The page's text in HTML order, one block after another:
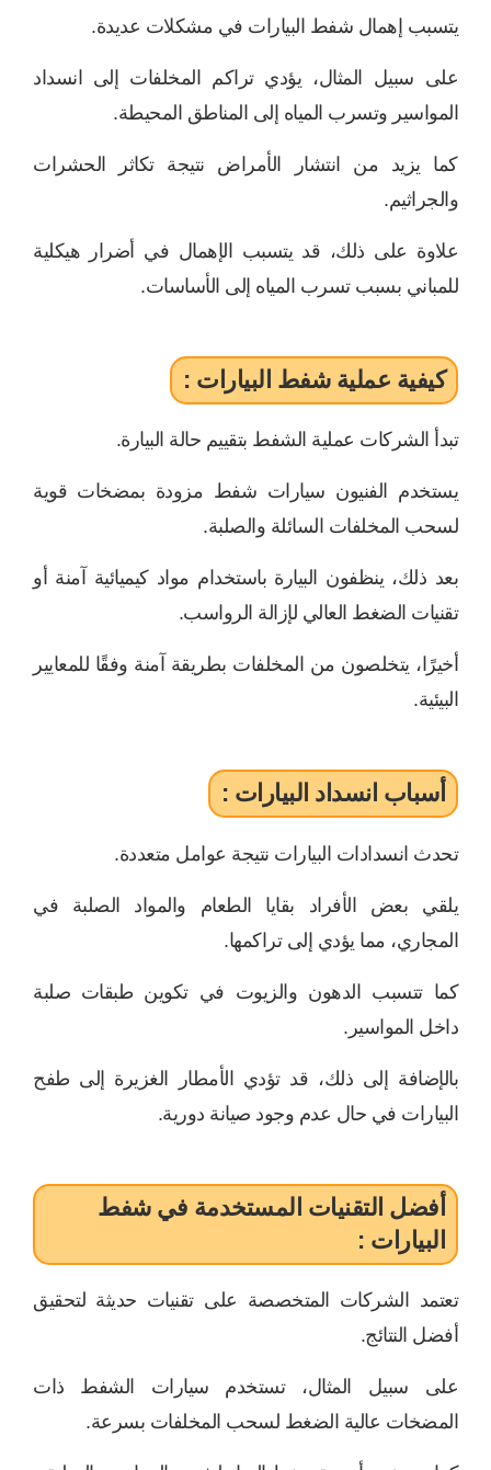
يتسبب إهمال شفط البيارات في مشكلات عديدة.
على سبيل المثال، يؤدي تراكم المخلفات إلى انسداد
المواسير وتسرب المياه إلى المناطق المحيطة.
كما يزيد من انتشار الأمراض نتيجة تكاثر الحشرات
والجراثيم.
علاوة على ذلك، قد يتسبب الإهمال في أضرار هيكلية
للمباني بسبب تسرب المياه إلى الأساسات.
كيفية عملية شفط البيارات :
تبدأ الشركات عملية الشفط بتقييم حالة البيارة.
يستخدم الفنيون سيارات شفط مزودة بمضخات قوية
لسحب المخلفات السائلة والصلبة.
بعد ذلك، ينظفون البيارة باستخدام مواد كيميائية آمنة أو
تقنيات الضغط العالي لإزالة الرواسب.
أخيرًا، يتخلصون من المخلفات بطريقة آمنة وفقًا للمعايير
البيئية.
أسباب انسداد البيارات :
تحدث انسدادات البيارات نتيجة عوامل متعددة.
يلقي بعض الأفراد بقايا الطعام والمواد الصلبة في
المجاري، مما يؤدي إلى تراكمها.
كما تتسبب الدهون والزيوت في تكوين طبقات صلبة
داخل المواسير.
بالإضافة إلى ذلك، قد تؤدي الأمطار الغزيرة إلى طفح
البيارات في حال عدم وجود صيانة دورية.
أفضل التقنيات المستخدمة في شفط
البيارات :
تعتمد الشركات المتخصصة على تقنيات حديثة لتحقيق
أفضل النتائج.
على سبيل المثال، تستخدم سيارات الشفط ذات
المضخات عالية الضغط لسحب المخلفات بسرعة.